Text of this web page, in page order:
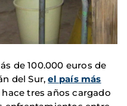
de 100.000 euros de
del Sur,el país más
tres años cargado